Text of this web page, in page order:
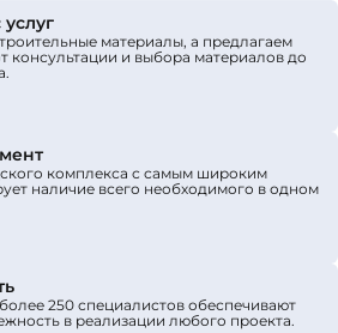
материалы, а предлагаем
консультации и выбора материалов до
комплекса с самым широким
наличие всего необходимого в одном
250 специалистов обеспечивают
в реализации любого проекта.